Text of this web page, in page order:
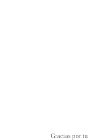
Gracias por